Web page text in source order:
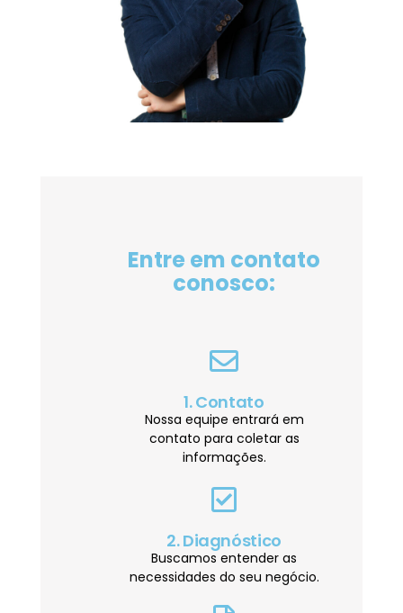
Entre em contato
conosco:
1. Contato
Nossa equipe entrará em
contato para coletar as
informações.
2. Diagnóstico
Buscamos entender as
necessidades do seu negócio.